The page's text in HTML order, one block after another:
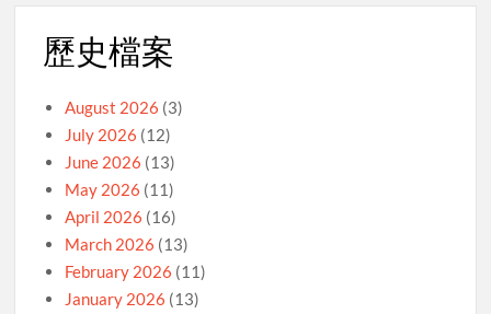
歷史檔案
August 2026 (3)
July 2026 (12)
June 2026 (13)
May 2026 (11)
April 2026 (16)
March 2026 (13)
February 2026 (11)
January 2026 (13)